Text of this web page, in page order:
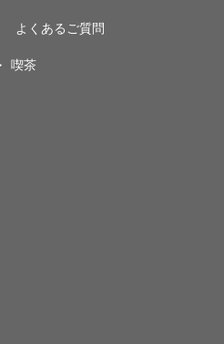
よくあるご質問
喫茶